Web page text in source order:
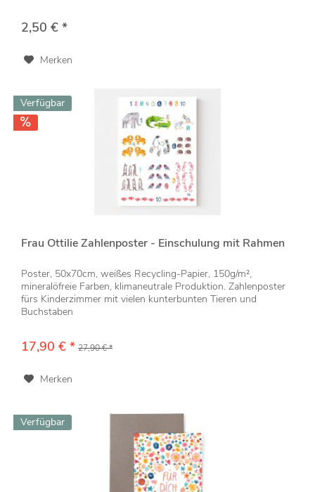
2,50 € *
Merken
Verfügbar
Frau Ottilie Zahlenposter - Einschulung mit Rahmen
Poster, 50x70cm, weißes Recycling-Papier, 150g/m²,
mineralöfreie Farben, klimaneutrale Produktion. Zahlenposter
fürs Kinderzimmer mit vielen kunterbunten Tieren und
Buchstaben
17,90 € * 27,90 € *
Merken
Verfügbar